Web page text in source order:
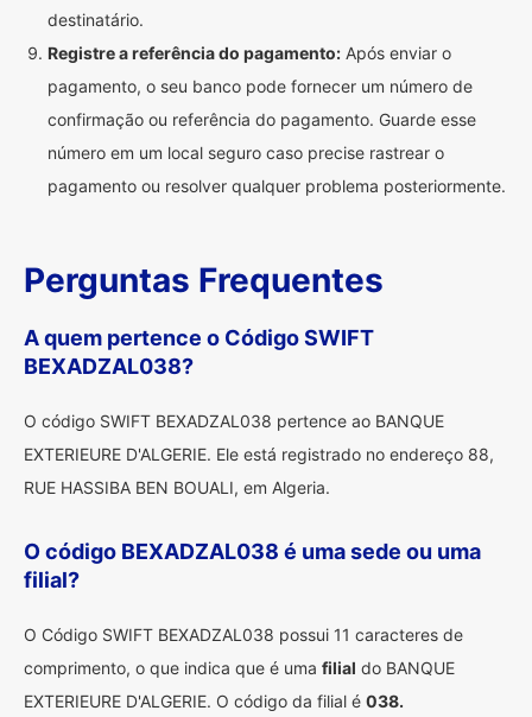
destinatário.
Registre a referência do pagamento: Após enviar o
pagamento, o seu banco pode fornecer um número de
confirmação ou referência do pagamento. Guarde esse
número em um local seguro caso precise rastrear o
pagamento ou resolver qualquer problema posteriormente.
Perguntas Frequentes
A quem pertence o Código SWIFT
BEXADZAL038?
O código SWIFT BEXADZAL038 pertence ao BANQUE
EXTERIEURE D'ALGERIE. Ele está registrado no endereço 88,
RUE HASSIBA BEN BOUALI, em Algeria.
O código BEXADZAL038 é uma sede ou uma
filial?
O Código SWIFT BEXADZAL038 possui 11 caracteres de
comprimento, o que indica que é uma filial do BANQUE
EXTERIEURE D'ALGERIE. O código da filial é 038.